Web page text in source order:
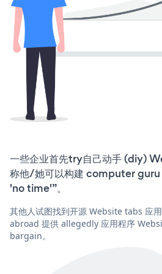
一些企业首先try自己动手 (diy)
称他/她可以构建 computer
'no time'”。
其他人试图找到开源 Website tabs 应
abroad 提供 allegedly 应用程序
bargain。